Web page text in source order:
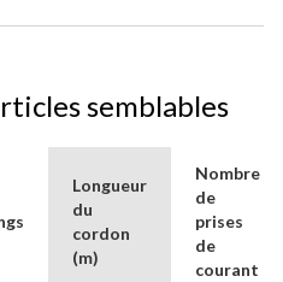
semblables
Longueur
du
cordon
(m)
Nombre
de
prises
de
courant